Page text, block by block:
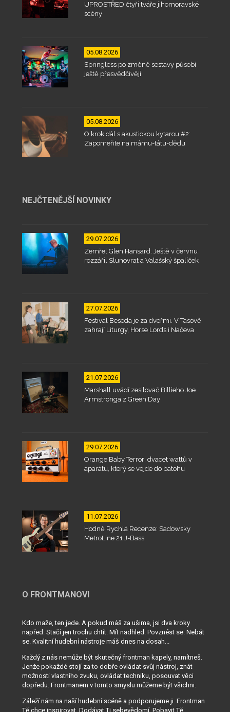
UPROSTŘED čtyři tváře jihomoravské
scény
05.08.2026
Springless po změně sestavy působí
ještě přesvědčivěji
05.08.2026
O krok dál s akustickou kytarou #2:
Zapomeňte na mámu-tátu-dědu
NEJČTENĚJŠÍ NOVINKY
29.07.2026
Zemřel Glen Hansard. Ještě v červnu
rozzářil Slunovrat a Valašský špalíček
27.07.2026
Festival Beseda je za dveřmi. V Tasově
zahrají Liturgy, Horse Lords i Načeva
21.07.2026
Marshall uvádí zesilovač Billieho Joe
Armstronga z Green Day
29.07.2026
Orange Baby Terror: dvacet wattů v
aparátu, který se vejde do batohu
11.07.2026
Hodně Rychlá Recenze: Sadowsky
MetroLine 21 J-Bass
O FRONTMANOVI
Kdo maže, ten jede. A pokud máš za ušima, jsi dva kroky
napřed. Stačí jen trochu chtít. Mít nadhled. Povznést se. Nebát
se. Kvalitní hudební nástroje máš dnes na dosah...
Každý z nás nemůže být skutečný frontman kapely, namítneš.
Jenže pokaždé stojí za to dobře ovládat svůj nástroj, znát
možnosti vlastního zvuku, ovládat techniku, posouvat věci
dopředu. Frontmanem v tomto smyslu můžeme být všichni.
Záleží nám na naší hudební scéně a podporujeme ji. Frontman
Tě chce inspirovat. Dodávat Ti sebevědomí. Pobavit Tě.